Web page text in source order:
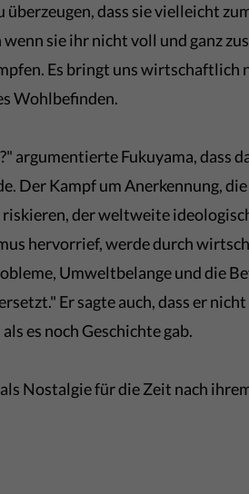
überzeugen, dass sie vielleicht
sie ihr nicht voll und ganz
Es bringt uns wirtschaftlich
Wohlbefinden.
argumentierte Fukuyama, dass
Der Kampf um Anerkennung,
der weltweite
hervorrief, werde durch
Umweltbelange und die
Er sagte auch, dass er
es noch Geschichte gab.
Nostalgie für die Zeit nach